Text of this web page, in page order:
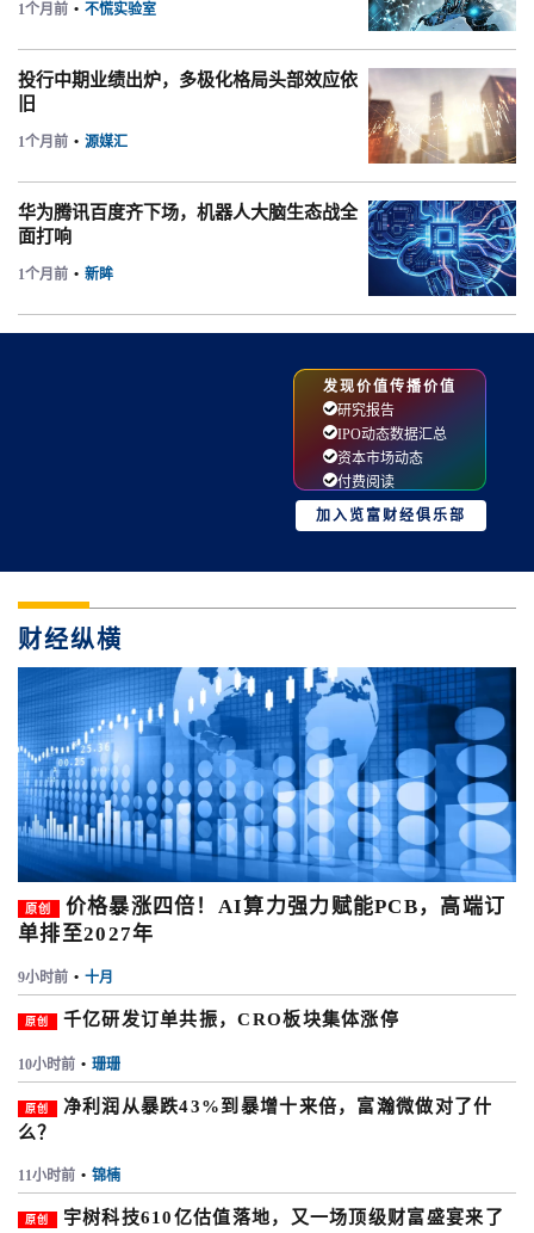
1个月前 • 不慌实验室
投行中期业绩出炉，多极化格局头部效应依
旧
1个月前 • 源媒汇
华为腾讯百度齐下场，机器人大脑生态战全
面打响
1个月前 • 新眸
发现价值传播价值
研究报告
IPO动态数据汇总
资本市场动态
付费阅读
加入览富财经俱乐部
财经纵横
原创
价格暴涨四倍！AI算力强力赋能PCB，高端订
单排至2027年
9小时前 • 十月
原创 千亿研发订单共振，CRO板块集体涨停
10小时前 • 珊珊
原创
净利润从暴跌43%到暴增十来倍，富瀚微做对了什
么？
11小时前 • 锦楠
原创 宇树科技610亿估值落地，又一场顶级财富盛宴来了